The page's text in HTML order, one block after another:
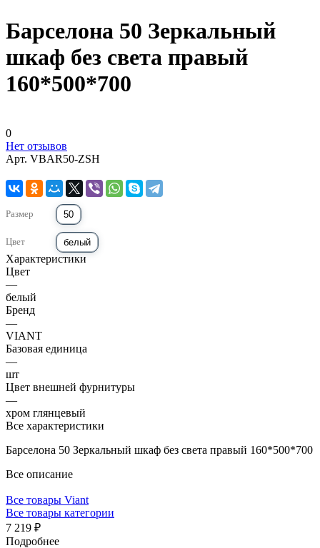
Барселона 50 Зеркальный
шкаф без света правый
160*500*700
0
Нет отзывов
Арт. VBAR50-ZSH
Размер 50
Цвет белый
Характеристики
Цвет
—
белый
Бренд
—
VIANT
Базовая единица
—
шт
Цвет внешней фурнитуры
—
хром глянцевый
Все характеристики
Барселона 50 Зеркальный шкаф без света правый 160*500*700
Все описание
Все товары Viant
Все товары категории
7 219 ₽
Подробнее